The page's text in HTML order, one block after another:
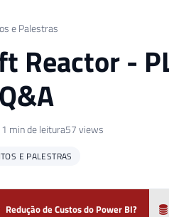
e Palestras
Reactor -
1 min de leitura57 views
E PALESTRAS
Redução de Custos do Power BI?